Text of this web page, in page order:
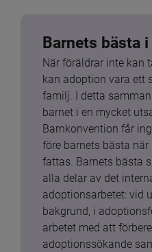
Barnets bästa
När föräldrar inte kan
kan adoption vara ett
familj. I detta
barnet i en mycket
Barnkonvention får
före barnets bästa
fattas. Barnets bästa
alla delar av det
adoptionsarbetet: vid
bakgrund, i
arbetet med att
adoptionssökande